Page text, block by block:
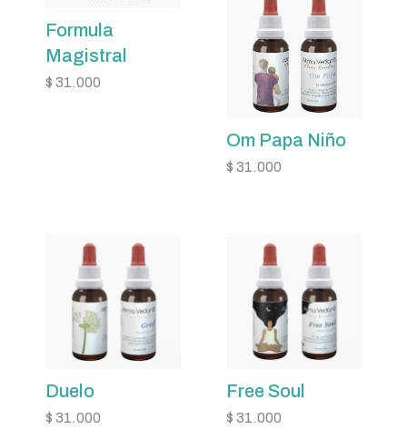
Formula
Magistral
$ 31.000
Om Papa Niño
$ 31.000
Duelo
$ 31.000
Free Soul
$ 31.000